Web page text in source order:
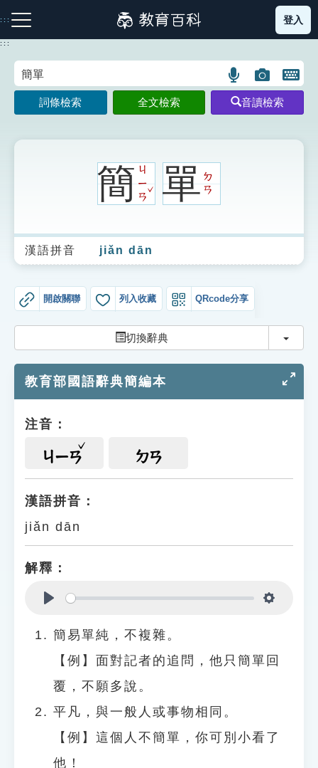
到
主
:::
注音索引圖示 筆畫索引圖示 部首索引表圖示
生字詞彙表
成語故事
索引選單
單字索引
遊戲專區
貓頭鷹博士
登入
:::
語
言
搜
圖
片
搜
開
鍵
圖
詞條檢索 全文檢索 音讀檢索
簡ㄐ
ㄧ
ㄢ
ˇ單ㄉ
ㄢ
漢語拼音 jiǎn dān
開啟關聯 列入收藏 QRcode分享
切換辭典 切換
教育部國語辭典簡編本
注音：
ㄐㄧㄢ ㄉㄢ
漢語拼音：
jiǎn dān
解釋：
簡易單純，不複雜。
【例】面對記者的追問，他只簡單回
覆，不願多說。
平凡，與一般人或事物相同。
【例】這個人不簡單，你可別小看了
他！